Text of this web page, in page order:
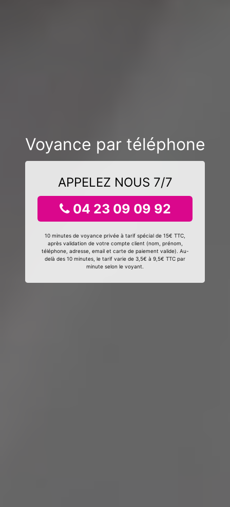
Voyance par téléphone
APPELEZ NOUS 7/7
04 23 09 09 92
10 minutes de voyance privée à tarif spécial de 15€ TTC,
après validation de votre compte client (nom, prénom,
téléphone, adresse, email et carte de paiement valide). Au-
delà des 10 minutes, le tarif varie de 3,5€ à 9,5€ TTC par
minute selon le voyant.